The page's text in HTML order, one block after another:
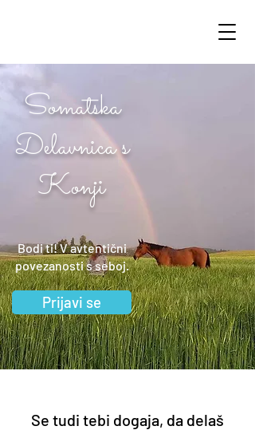
Somatska
Delavnica s
Konji
Bodi ti! V avtentični
povezanosti s seboj.
Prijavi se
Se tudi tebi dogaja, da delaš